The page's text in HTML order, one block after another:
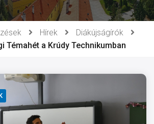
Hírek
Diákújságírók
Témahét a Krúdy Technikumban